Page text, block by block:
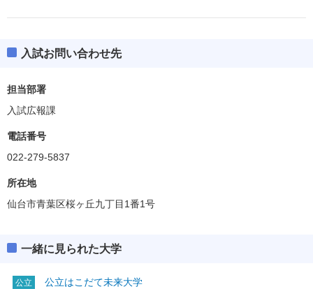
入試お問い合わせ先
担当部署
入試広報課
電話番号
022-279-5837
所在地
仙台市青葉区桜ヶ丘九丁目1番1号
一緒に見られた大学
公立 公立はこだて未来大学